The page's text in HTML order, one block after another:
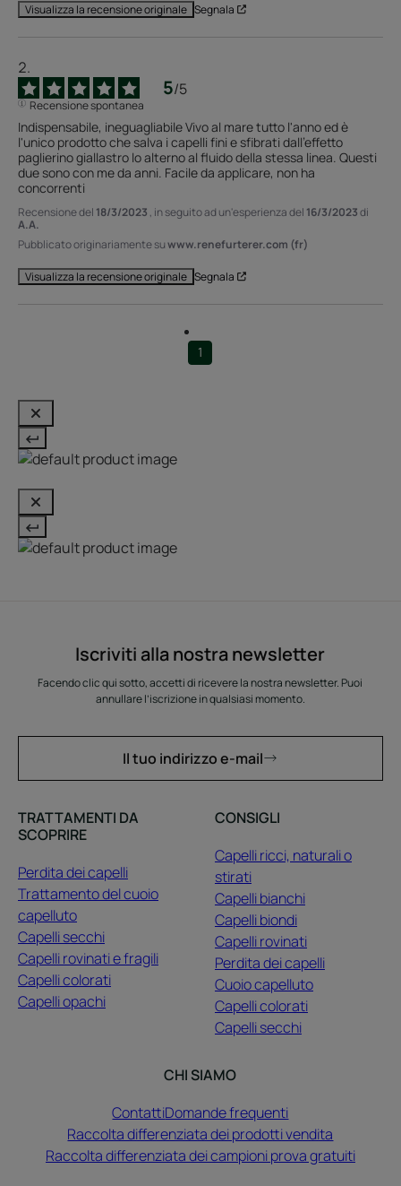
Visualizza la recensione originale Segnala
5/5
Recensione spontanea
Indispensabile, ineguagliabile Vivo al mare tutto l'anno ed è
l'unico prodotto che salva i capelli fini e sfibrati dall'effetto
paglierino giallastro lo alterno al fluido della stessa linea. Questi
due sono con me da anni. Facile da applicare, non ha
concorrenti
Recensione del 18/3/2023 , in seguito ad un'esperienza del 16/3/2023di
A.A.
Pubblicato originariamente suwww.renefurterer.com (fr)
Visualizza la recensione originale Segnala
1
Iscriviti alla nostra newsletter
Facendo clic qui sotto, accetti di ricevere la nostra newsletter. Puoi
annullare l’iscrizione in qualsiasi momento.
Il tuo indirizzo e-mail
TRATTAMENTI DA
SCOPRIRE
Perdita dei capelli
Trattamento del cuoio
capelluto
Capelli secchi
Capelli rovinati e fragili
Capelli colorati
Capelli opachi
CONSIGLI
Capelli ricci, naturali o
stirati
Capelli bianchi
Capelli biondi
Capelli rovinati
Perdita dei capelli
Cuoio capelluto
Capelli colorati
Capelli secchi
CHI SIAMO
ContattiDomande frequenti
Raccolta differenziata dei prodotti vendita
Raccolta differenziata dei campioni prova gratuiti